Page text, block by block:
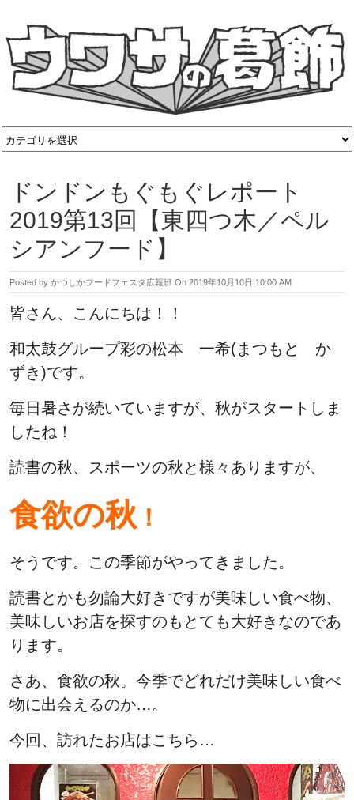
ドンドンもぐもぐレポート
2019第13回【東四つ木／ペル
シアンフード】
Posted by かつしかフードフェスタ広報班 On 2019年10月10日 10:00 AM
皆さん、こんにちは！！
和太鼓グループ彩の松本 一希(まつもと か
ずき)です。
毎日暑さが続いていますが、秋がスタートしま
したね！
読書の秋、スポーツの秋と様々ありますが、
食欲の秋 ！
そうです。この季節がやってきました。
読書とかも勿論大好きですが美味しい食べ物、
美味しいお店を探すのもとても大好きなのであ
ります。
さあ、食欲の秋。今季でどれだけ美味しい食べ
物に出会えるのか…。
今回、訪れたお店はこちら…